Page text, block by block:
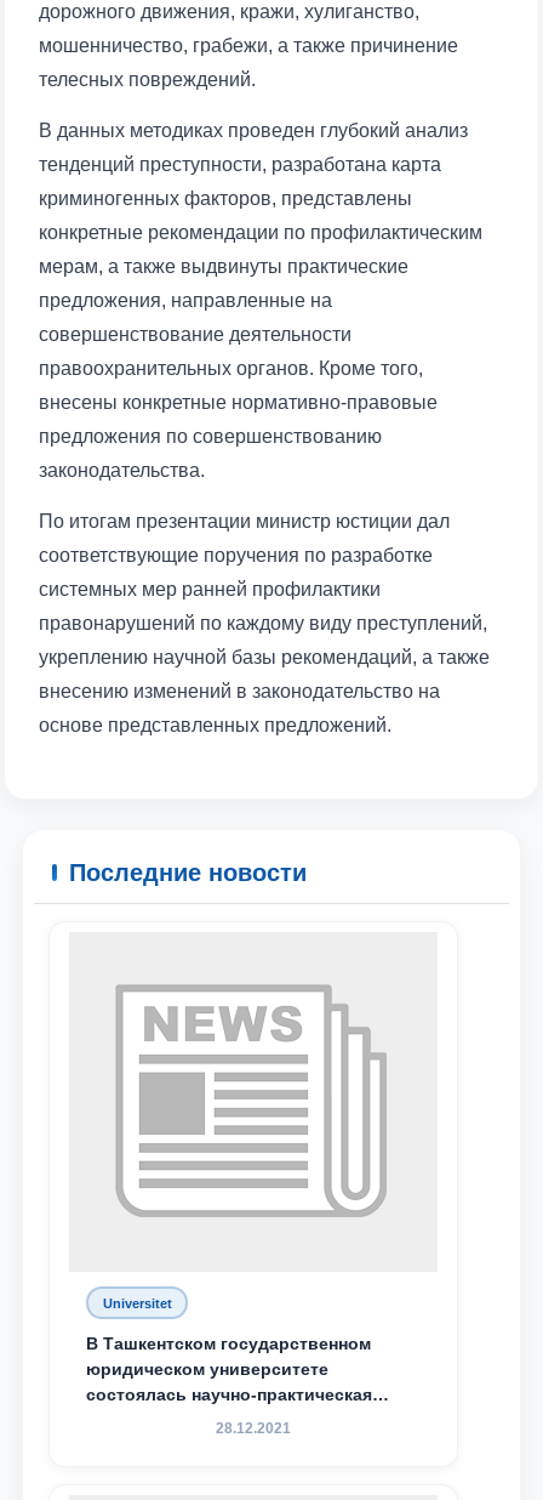
Ваше имя и фамилия
отправить
дорожного движения, кражи, хулиганство,
мошенничество, грабежи, а также причинение
телесных повреждений.
В данных методиках проведен глубокий анализ
тенденций преступности, разработана карта
криминогенных факторов, представлены
конкретные рекомендации по профилактическим
мерам, а также выдвинуты практические
предложения, направленные на
совершенствование деятельности
правоохранительных органов. Кроме того,
внесены конкретные нормативно-правовые
предложения по совершенствованию
законодательства.
По итогам презентации министр юстиции дал
соответствующие поручения по разработке
системных мер ранней профилактики
правонарушений по каждому виду преступлений,
укреплению научной базы рекомендаций, а также
внесению изменений в законодательство на
основе представленных предложений.
Последние новости
Universitet
В Ташкентском государственном
юридическом университете
состоялась научно-практическая
конференция магистрантов
28.12.2021